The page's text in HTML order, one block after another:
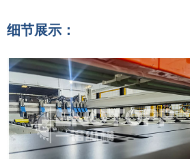
细节展示：